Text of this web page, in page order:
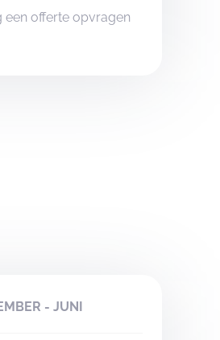
een offerte opvragen
- JUNI